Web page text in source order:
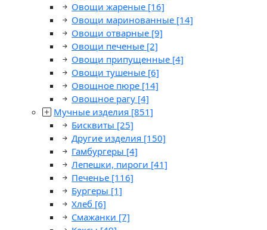
Овощи жареные [16]
Овощи маринованные [14]
Овощи отварные [9]
Овощи печеные [2]
Овощи припущенные [4]
Овощи тушеные [6]
Овощное пюре [14]
Овощное рагу [4]
Мучные изделия [851]
Бисквиты [25]
Другие изделия [150]
Гамбургеры [4]
Лепешки, пироги [41]
Печенье [116]
Бургеры [1]
Хлеб [6]
Смажанки [7]